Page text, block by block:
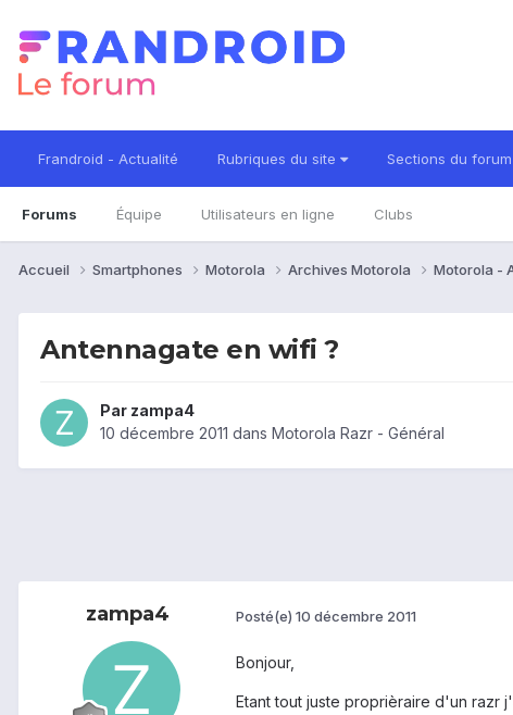
Frandroid - Actualité Rubriques du site Sections du forum
Forums Équipe Utilisateurs en ligne Clubs
Accueil Smartphones Motorola Archives Motorola Motorola -
Antennagate en wifi ?
Par zampa4
10 décembre 2011 dans Motorola Razr - Général
zampa4 Posté(e) 10 décembre 2011
Bonjour,
Etant tout juste proprièraire d'un razr